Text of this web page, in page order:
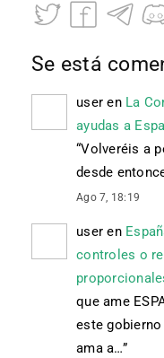
Se está
user en La
ayudas a
“Volveréis a
desde
Ago 7, 18:19
user en
controles o
que ame
este
ama a…”